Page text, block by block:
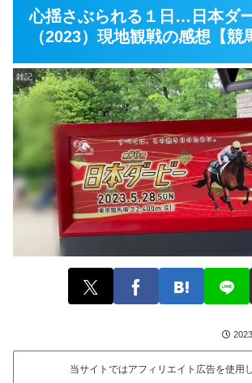
心揺さぶられる１日…日本ダ
（2023）現地観戦の感想【競
雑記
当サイトではアフィリエイト広告を使用